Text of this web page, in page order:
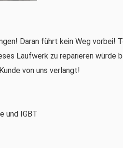
Daran führt kein Weg vorbei!
Laufwerk zu reparieren würde
von uns verlangt!
und IGBT